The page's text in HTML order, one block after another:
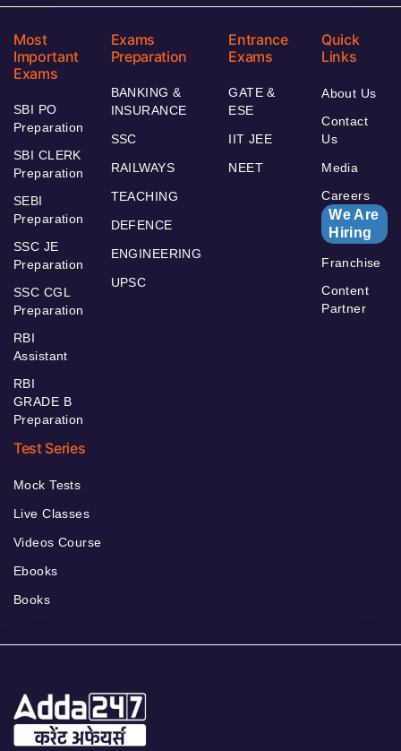
Most
Important
Exams
SBI PO
Preparation
SBI CLERK
Preparation
SEBI
Preparation
SSC JE
Preparation
SSC CGL
Preparation
RBI
Assistant
RBI
GRADE B
Preparation
Exams
Preparation
BANKING &
INSURANCE
SSC
RAILWAYS
TEACHING
DEFENCE
ENGINEERING
UPSC
Entrance
Exams
GATE &
ESE
IIT JEE
NEET
Quick
Links
About Us
Contact
Us
Media
Careers
We Are
Hiring
Franchise
Content
Partner
Test Series
Mock Tests
Live Classes
Videos Course
Ebooks
Books